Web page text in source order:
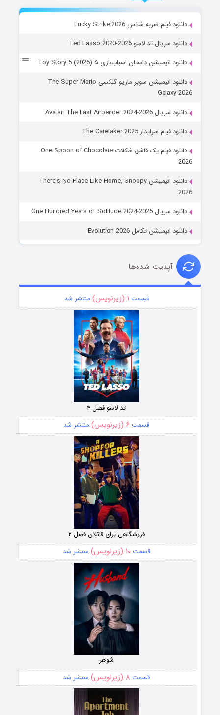
دانلود فیلم ضربه شانس Lucky Strike 2026
دانلود سریال تد لاسو Ted Lasso 2020-2026
دانلود انیمیشن داستان اسباب‌بازی ۵ Toy Story 5 (2026)
دانلود انیمیشن سوپر ماریو گلکسی The Super Mario
Galaxy 2026
دانلود سریال Avatar: The Last Airbender 2024-2026
دانلود فیلم سرایدار The Caretaker 2025
دانلود فیلم یک قاشق شکلات One Spoon of Chocolate
2026
دانلود انیمیشن There’s No Place Like Home, Snoopy
2026
دانلود سریال One Hundred Years of Solitude 2024-2026
دانلود انیمیشن تکامل Evolution 2026
آپدیت شده‌ها
قسمت ۱ (زیرنویس) منتشر شد
تد لاسو فصل ۴
قسمت ۶ (زیرنویس) منتشر شد
فروشگاهی برای قاتلان فصل ۲
قسمت۱۰ (زیرنویس) منتشر شد
شوهر
قسمت ۸ (زیرنویس) منتشر شد